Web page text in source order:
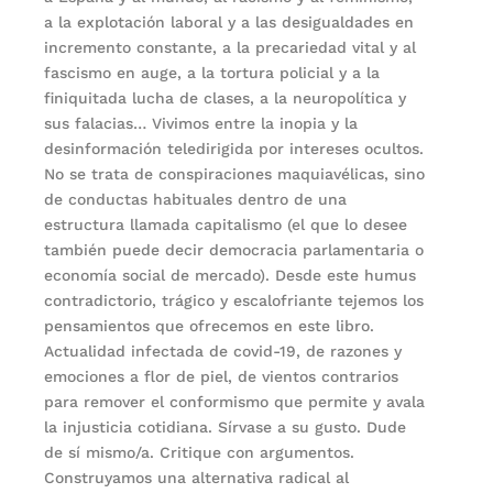
a la explotación laboral y a las desigualdades en
incremento constante, a la precariedad vital y al
fascismo en auge, a la tortura policial y a la
finiquitada lucha de clases, a la neuropolítica y
sus falacias… Vivimos entre la inopia y la
desinformación teledirigida por intereses ocultos.
No se trata de conspiraciones maquiavélicas, sino
de conductas habituales dentro de una
estructura llamada capitalismo (el que lo desee
también puede decir democracia parlamentaria o
economía social de mercado). Desde este humus
contradictorio, trágico y escalofriante tejemos los
pensamientos que ofrecemos en este libro.
Actualidad infectada de covid-19, de razones y
emociones a flor de piel, de vientos contrarios
para remover el conformismo que permite y avala
la injusticia cotidiana. Sírvase a su gusto. Dude
de sí mismo/a. Critique con argumentos.
Construyamos una alternativa radical al